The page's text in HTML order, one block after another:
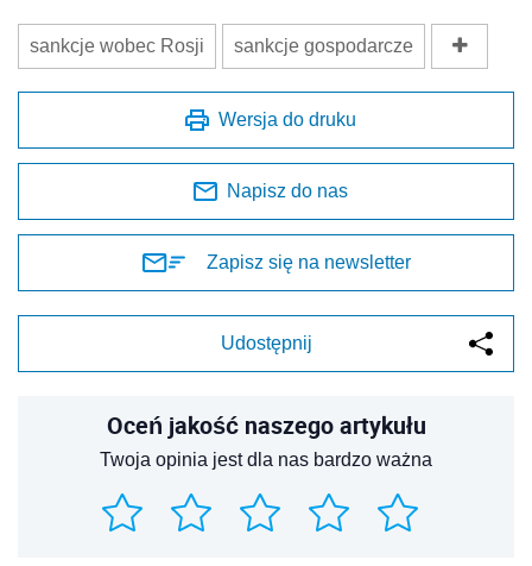
sankcje wobec Rosji sankcje gospodarcze
Wersja do druku
Napisz do nas
Zapisz się na newsletter
Udostępnij
Oceń jakość naszego artykułu
Twoja opinia jest dla nas bardzo ważna